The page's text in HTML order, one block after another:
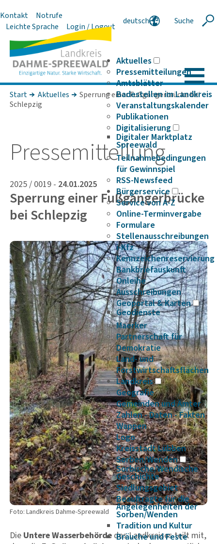
Kontakt
Notrufe
Leichte Sprache
Login / Logout
deutsch
Suche
Aktuelles
Pressemitteilungen
Amtsblätter
Badestellen im Landkreis
Veranstaltungskalender
Publikationen
Digitalisierung
Digitaler Marktplatz
Spreewald
Teilnahmebedingungen
für Gewinnspiel
RSS-Newsfeed
Bürgerservice
Service von A-Z
Online-Terminvergabe
Formulare
Stellenausschreibungen
i-Kfz
Kennzeichenreservierung
Bankbriefauskunft
Onleihe
Ausschreibungen
Geoportal & Karten
Geodienste
Maerker
Partnerschaft für
Demokratie
Land- und
Forstwirtschaftsflächen
Landkreis
Geografie
Gemeinden und Ämter
Zahlen - Daten - Fakten
Wappen
Logo
Kreisstadt Lübben
Sorben/Wenden
Sorbische/Wendische
Geschichte
Siedlungsgebiet
Beauftragte für die
Angelegenheiten der
Sorben/Wenden
Tradition und Kultur
Bräuche und Feste
Start Aktuelles
Sperrung einer Fußgängerbrücke bei
Schlepzig
Pres­se­mit­tei­lung
2025 / 0019 - 24.01.2025
Sperrung einer Fußgängerbrücke
bei Schlepzig
Foto: Landkreis Dahme-Spreewald
Die Untere Wasserbehörde des Landkreises teilt mit,